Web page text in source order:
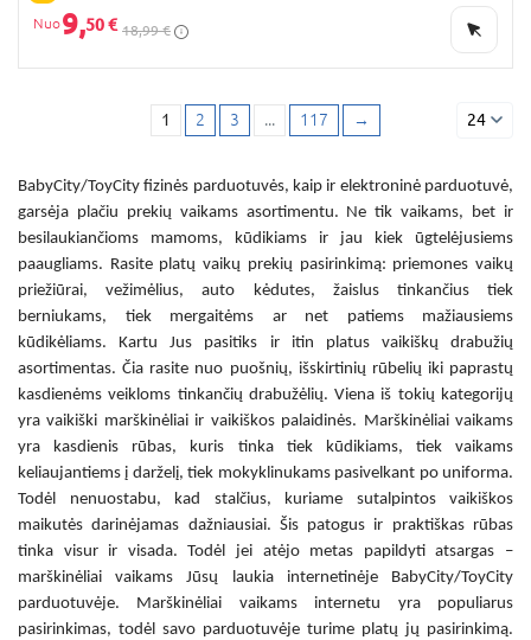
9,50 € 18,99 €
1 2 3 ... 117 → 24
BabyCity/ToyCity fizinės parduotuvės, kaip ir elektroninė parduotuvė,
garsėja plačiu prekių vaikams asortimentu. Ne tik vaikams, bet ir
besilaukiančioms mamoms, kūdikiams ir jau kiek ūgtelėjusiems
paaugliams. Rasite platų vaikų prekių pasirinkimą: priemones vaikų
priežiūrai, vežimėlius, auto kėdutes, žaislus tinkančius tiek
berniukams, tiek mergaitėms ar net patiems mažiausiems
kūdikėliams. Kartu Jus pasitiks ir itin platus vaikiškų drabužių
asortimentas. Čia rasite nuo puošnių, išskirtinių rūbelių iki paprastų
kasdienėms veikloms tinkančių drabužėlių. Viena iš tokių kategorijų
yravaikiški marškinėliaiir vaikiškos palaidinės. Marškinėliai vaikams
yra kasdienis rūbas, kuris tinka tiek kūdikiams, tiek vaikams
keliaujantiems į darželį, tiek mokyklinukams pasivelkant po uniforma.
Todėl nenuostabu, kad stalčius, kuriame sutalpintos vaikiškos
maikutės darinėjamas dažniausiai. Šis patogus ir praktiškas rūbas
tinka visur ir visada. Todėl jei atėjo metas papildyti atsargas –
marškinėliai vaikams Jūsų laukia internetinėje BabyCity/ToyCity
parduotuvėje.
Marškinėliai vaikams internetu yra populiarus
pasirinkimas, todėl savo parduotuvėje turime platų jų pasirinkimą.